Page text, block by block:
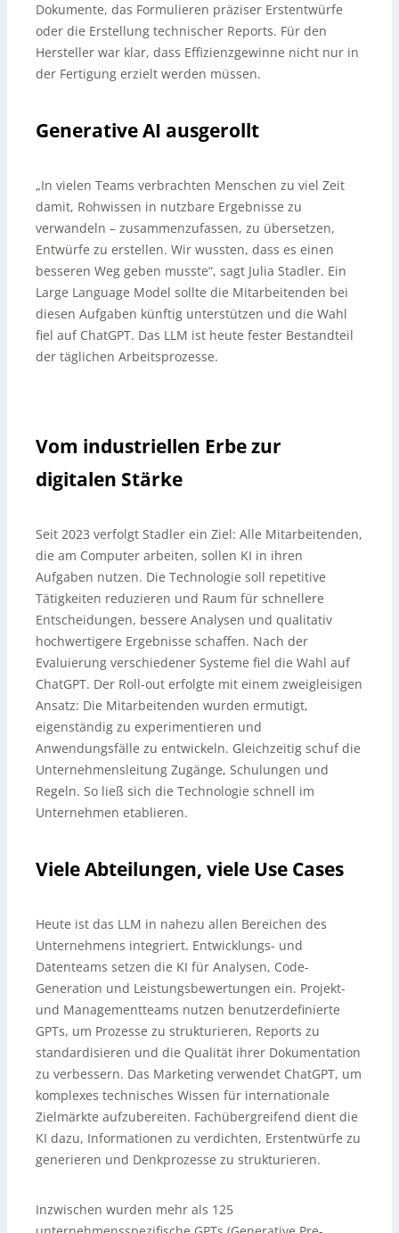
Dokumente, das Formulieren präziser Erstentwürfe
oder die Erstellung technischer Reports. Für den
Hersteller war klar, dass Effizienzgewinne nicht nur in
der Fertigung erzielt werden müssen.
Generative AI ausgerollt
„In vielen Teams verbrachten Menschen zu viel Zeit
damit, Rohwissen in nutzbare Ergebnisse zu
verwandeln – zusammenzufassen, zu übersetzen,
Entwürfe zu erstellen. Wir wussten, dass es einen
besseren Weg geben musste“, sagt Julia Stadler. Ein
Large Language Model sollte die Mitarbeitenden bei
diesen Aufgaben künftig unterstützen und die Wahl
fiel auf ChatGPT. Das LLM ist heute fester Bestandteil
der täglichen Arbeitsprozesse.
Vom industriellen Erbe zur
digitalen Stärke
Seit 2023 verfolgt Stadler ein Ziel: Alle Mitarbeitenden,
die am Computer arbeiten, sollen KI in ihren
Aufgaben nutzen. Die Technologie soll repetitive
Tätigkeiten reduzieren und Raum für schnellere
Entscheidungen, bessere Analysen und qualitativ
hochwertigere Ergebnisse schaffen. Nach der
Evaluierung verschiedener Systeme fiel die Wahl auf
ChatGPT. Der Roll-out erfolgte mit einem zweigleisigen
Ansatz: Die Mitarbeitenden wurden ermutigt,
eigenständig zu experimentieren und
Anwendungsfälle zu entwickeln. Gleichzeitig schuf die
Unternehmensleitung Zugänge, Schulungen und
Regeln. So ließ sich die Technologie schnell im
Unternehmen etablieren.
Viele Abteilungen, viele Use Cases
Heute ist das LLM in nahezu allen Bereichen des
Unternehmens integriert. Entwicklungs- und
Datenteams setzen die KI für Analysen, Code-
Generation und Leistungsbewertungen ein. Projekt-
und Managementteams nutzen benutzerdefinierte
GPTs, um Prozesse zu strukturieren, Reports zu
standardisieren und die Qualität ihrer Dokumentation
zu verbessern. Das Marketing verwendet ChatGPT, um
komplexes technisches Wissen für internationale
Zielmärkte aufzubereiten. Fachübergreifend dient die
KI dazu, Informationen zu verdichten, Erstentwürfe zu
generieren und Denkprozesse zu strukturieren.
Inzwischen wurden mehr als 125